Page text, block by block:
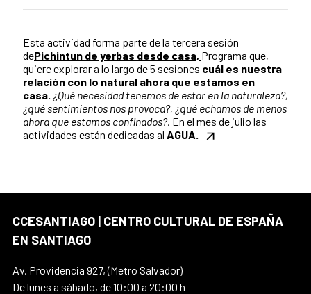
Esta actividad forma parte de la tercera sesión
dePichintun de yerbas desde casa, Programa que,
quiere explorar a lo largo de 5 sesiones cuál es nuestra
relación con lo natural ahora que estamos en
casa. ¿Qué necesidad tenemos de estar en la naturaleza?,
¿qué sentimientos nos provoca?, ¿qué echamos de menos
ahora que estamos confinados?. En el mes de julio las
actividades están dedicadas al AGUA.
CCESANTIAGO | CENTRO CULTURAL DE ESPAÑA
EN SANTIAGO
Av. Providencia 927, (Metro Salvador)
De lunes a sábado, de 10:00 a 20:00 h